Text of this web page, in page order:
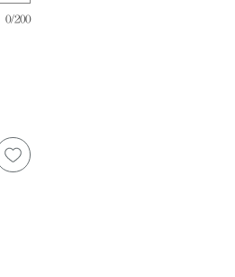
0/200